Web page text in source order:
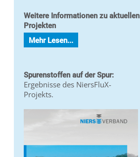
Weitere Informationen zu aktuellen
Projekten
Mehr Lesen...
Spurenstoffen auf der Spur:
Ergebnisse des NiersFluX-
Projekts.